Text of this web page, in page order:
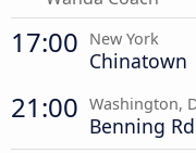
17:00 New York
Chinatown
21:00 Washington,
Benning